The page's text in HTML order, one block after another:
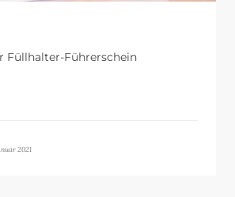
Füllhalter-Führerschein
2021